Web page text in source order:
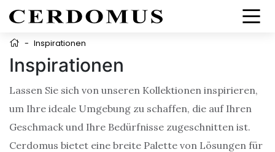
- Inspirationen
Inspirationen
Lassen Sie sich von unseren Kollektionen inspirieren,
um Ihre ideale Umgebung zu schaffen, die auf Ihren
Geschmack und Ihre Bedürfnisse zugeschnitten ist.
Cerdomus bietet eine breite Palette von Lösungen für